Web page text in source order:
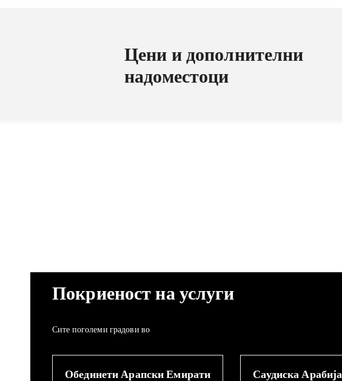
Цени и дополнителни
надоместоци
Покриеност на услуги
Сите поголеми градови во
Обединети Арапски Емирати Саудиска Арабија